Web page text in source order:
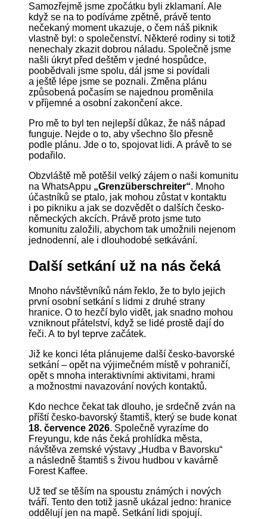
Samozřejmě jsme zpočátku byli zklamaní. Ale
když se na to podíváme zpětně, právě tento
nečekaný moment ukazuje, o čem náš piknik
vlastně byl: o společenství. Některé rodiny si totiž
nenechaly zkazit dobrou náladu. Společně jsme
našli úkryt před deštěm v jedné hospůdce,
poobědvali jsme spolu, dál jsme si povídali
a ještě lépe jsme se poznali. Změna plánu
způsobená počasím se najednou proměnila
v příjemné a osobní zakončení akce.
Pro mě to byl ten nejlepší důkaz, že náš nápad
funguje. Nejde o to, aby všechno šlo přesně
podle plánu. Jde o to, spojovat lidi. A právě to se
podařilo.
Obzvláště mě potěšil velký zájem o naši komunitu
na WhatsAppu „Grenzüberschreiter“. Mnoho
účastníků se ptalo, jak mohou zůstat v kontaktu
i po pikniku a jak se dozvědět o dalších česko-
německých akcích. Právě proto jsme tuto
komunitu založili, abychom tak umožnili nejenom
jednodenní, ale i dlouhodobé setkávání.
Další setkání už na nás čeká
Mnoho návštěvníků nám řeklo, že to bylo jejich
první osobní setkání s lidmi z druhé strany
hranice. O to hezčí bylo vidět, jak snadno mohou
vzniknout přátelství, když se lidé prostě dají do
řeči. A to byl teprve začátek.
Již ke konci léta plánujeme další česko-bavorské
setkání – opět na výjimečném místě v pohraničí,
opět s mnoha interaktivními aktivitami, hrami
a možnostmi navazování nových kontaktů.
Kdo nechce čekat tak dlouho, je srdečně zván na
příští česko-bavorský štamtiš, který se bude konat
18. července 2026. Společně vyrazíme do
Freyungu, kde nás čeká prohlídka města,
návštěva zemské výstavy „Hudba v Bavorsku“
a následně štamtiš s živou hudbou v kavárně
Forest Kaffee.
Už teď se těším na spoustu známých i nových
tváří. Tento den totiž jasně ukázal jedno: hranice
oddělují jen na mapě. Setkání lidi spojují.